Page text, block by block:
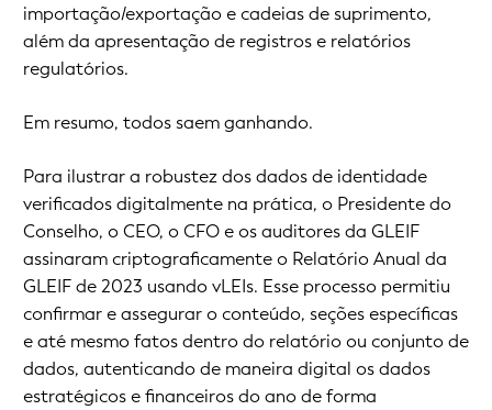
importação/exportação e cadeias de suprimento,
além da apresentação de registros e relatórios
regulatórios.
Em resumo, todos saem ganhando.
Para ilustrar a robustez dos dados de identidade
verificados digitalmente na prática, o Presidente do
Conselho, o CEO, o CFO e os auditores da GLEIF
assinaram criptograficamente o Relatório Anual da
GLEIF de 2023 usando vLEIs. Esse processo permitiu
confirmar e assegurar o conteúdo, seções específicas
e até mesmo fatos dentro do relatório ou conjunto de
dados, autenticando de maneira digital os dados
estratégicos e financeiros do ano de forma